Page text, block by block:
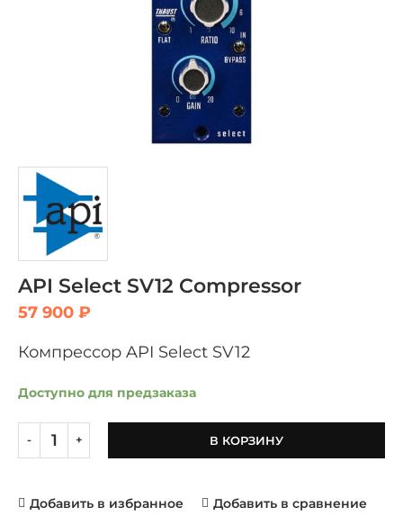
API Select SV12 Compressor
57 900 ₽
Компрессор API Select SV12
Доступно для предзаказа
В КОРЗИНУ
Добавить в избранное Добавить в сравнение